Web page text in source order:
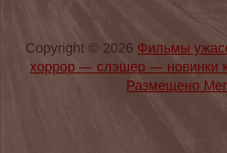
Copyright © 2026 Фильмы
хоррор — слэшер —
Размещено